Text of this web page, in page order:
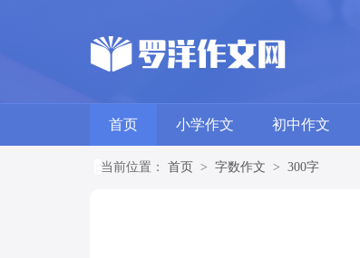
首页 小学作文 初中作文
当前位置： 首页 > 字数作文 > 300字